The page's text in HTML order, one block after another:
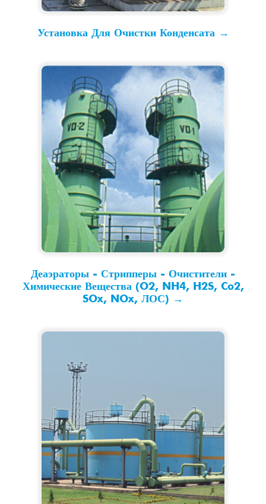
Установка Для Очистки Конденсата →
Деаэраторы - Стрипперы - Очистители -
Химические Вещества (O2, NH4, H2S, Co2,
SOx, NOx, ЛОС) →